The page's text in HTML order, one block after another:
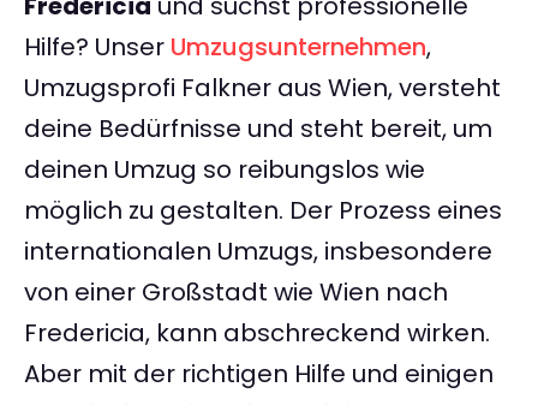
Hilfe? Unser Umzugsunternehmen,
Umzugsprofi Falkner aus Wien, versteht
deine Bedürfnisse und steht bereit, um
deinen Umzug so reibungslos wie
möglich zu gestalten. Der Prozess eines
internationalen Umzugs, insbesondere
von einer Großstadt wie Wien nach
Fredericia, kann abschreckend wirken.
Aber mit der richtigen Hilfe und einigen